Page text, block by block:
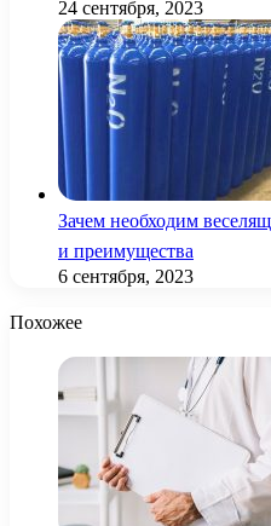
24 сентября, 2023
Зачем необходим
и преимущества
6 сентября, 2023
Похожее